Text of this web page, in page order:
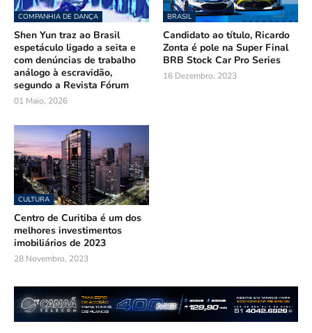
COMPANHIA DE DANÇA
Shen Yun traz ao Brasil
espetáculo ligado a seita e
com denúncias de trabalho
análogo à escravidão,
segundo a Revista Fórum
01 Maio, 2026
BRASIL
Candidato ao título, Ricardo
Zonta é pole na Super Final
BRB Stock Car Pro Series
16 Dezembro, 2023
CULTURA
Centro de Curitiba é um dos
melhores investimentos
imobiliários de 2023
28 Novembro, 2023